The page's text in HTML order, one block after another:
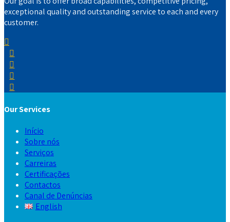
exceptional quality and outstanding service to each and every
customer.
Our Services
Início
Sobre nós
Serviços
Carreiras
Certificações
Contactos
Canal de Denúncias
English